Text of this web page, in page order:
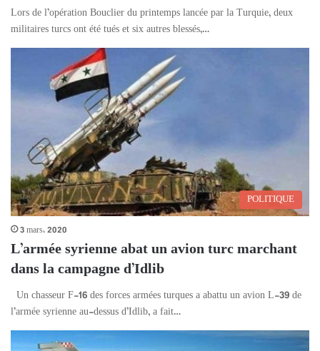
Lors de l’opération Bouclier du printemps lancée par la Turquie, deux
militaires turcs ont été tués et six autres blessés,…
POLITIQUE
3 mars، 2020
L’armée syrienne abat un avion turc marchant
dans la campagne d’Idlib
Un chasseur F-16 des forces armées turques a abattu un avion L-39 de
l’armée syrienne au-dessus d’Idlib, a fait…